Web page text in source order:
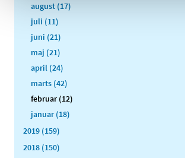
august (17)
juli (11)
juni (21)
maj (21)
april (24)
marts (42)
februar (12)
januar (18)
2019 (159)
2018 (150)